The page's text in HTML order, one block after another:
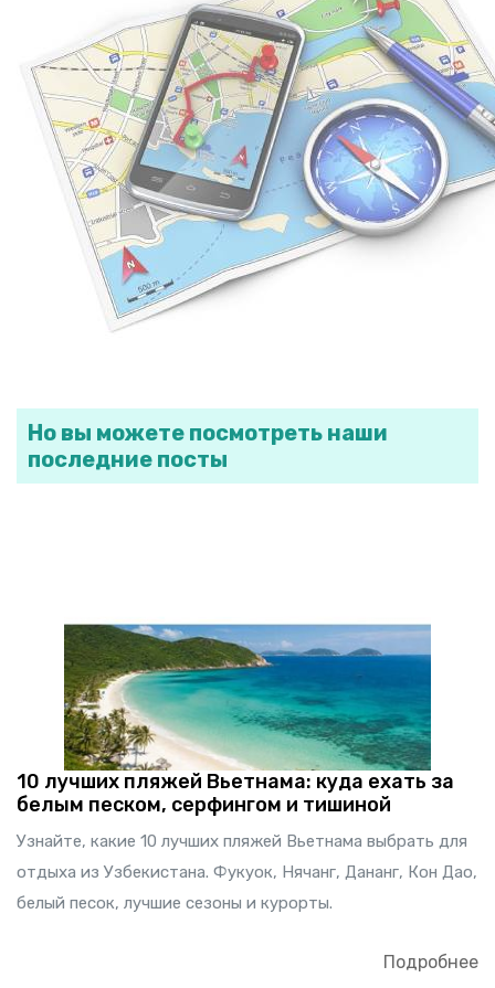
Но вы можете посмотреть наши
последние посты
10 лучших пляжей Вьетнама: куда ехать за
белым песком, серфингом и тишиной
Узнайте, какие 10 лучших пляжей Вьетнама выбрать для
отдыха из Узбекистана. Фукуок, Нячанг, Дананг, Кон Дао,
белый песок, лучшие сезоны и курорты.
Подробнее